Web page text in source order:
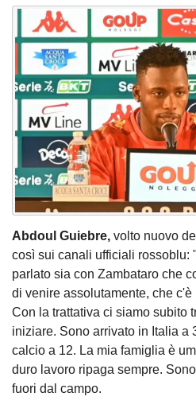
Abdoul Guiebre, volto nuovo
così sui canali ufficiali rossoblu:
parlato sia con Zambataro che
di venire assolutamente, che
Con la trattativa ci siamo subito
iniziare. Sono arrivato in Italia a
calcio a 12. La mia famiglia è
duro lavoro ripaga sempre.
fuori dal campo.